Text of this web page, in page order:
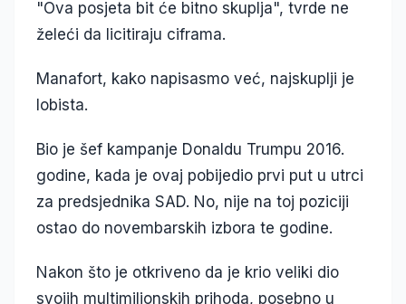
"Ova posjeta bit će bitno skuplja", tvrde ne
želeći da licitiraju ciframa.
Manafort, kako napisasmo već, najskuplji je
lobista.
Bio je šef kampanje Donaldu Trumpu 2016.
godine, kada je ovaj pobijedio prvi put u utrci
za predsjednika SAD. No, nije na toj poziciji
ostao do novembarskih izbora te godine.
Nakon što je otkriveno da je krio veliki dio
svojih multimilionskih prihoda, posebno u